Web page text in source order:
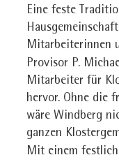
Eine feste
Mitarbeiterinnen
Provisor P.
Mitarbeiter für
hervor. Ohne die
wäre Windberg
ganzen
Mit einem